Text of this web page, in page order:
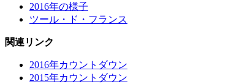
2016年の様子
ツール・ド・フランス
関連リンク
2016年カウントダウン
2015年カウントダウン